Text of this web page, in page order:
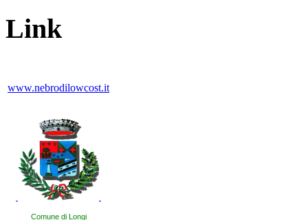
Link
www.nebrodilowcost.it
Comune di Longi